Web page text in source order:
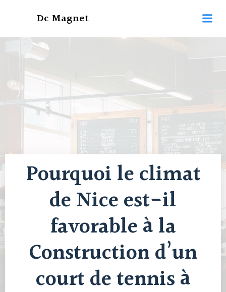
Dc Magnet
Pourquoi le climat
de Nice est-il
favorable à la
Construction d’un
court de tennis à